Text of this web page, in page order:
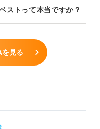
ストって本当ですか？
見る